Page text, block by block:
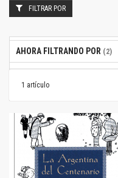
1 artículo
FILTRAR POR
AHORA FILTRANDO POR